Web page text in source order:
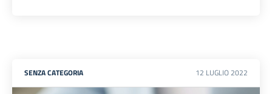
SENZA CATEGORIA 12 LUGLIO 2022